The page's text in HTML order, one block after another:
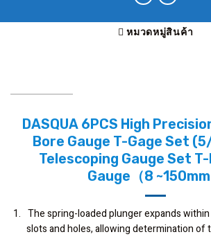
หมวดหมู่สินค้า
DASQUA 6PCS High
Bore Gauge T-Gage Set
Telescoping Gauge Set
Gauge（8 ~150mm
The spring-loaded plunger expands
slots and holes, allowing determination of